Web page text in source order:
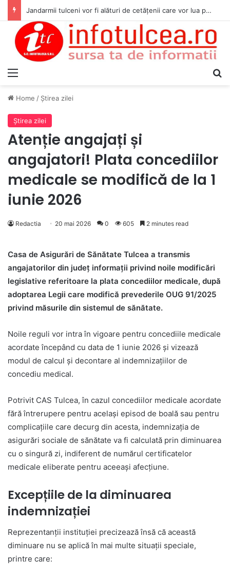
Jandarmii tulceni vor fi alături de cetățenii care vor lua parte la Festivalul Folk Țestos
Home / Ştirea zilei
Ştirea zilei
Atenție angajați și
angajatori! Plata concediilor
medicale se modifică de la 1
iunie 2026
Redactia 20 mai 2026 0 605 2 minutes read
Casa de Asigurări de Sănătate Tulcea a transmis
angajatorilor din județ informații privind noile modificări
legislative referitoare la plata concediilor medicale, după
adoptarea Legii care modifică prevederile OUG 91/2025
privind măsurile din sistemul de sănătate.
Noile reguli vor intra în vigoare pentru concediile medicale
acordate începând cu data de 1 iunie 2026 și vizează
modul de calcul și decontare al indemnizațiilor de
concediu medical.
Potrivit CAS Tulcea, în cazul concediilor medicale acordate
fără întrerupere pentru același episod de boală sau pentru
complicațiile care decurg din acesta, indemnizația de
asigurări sociale de sănătate va fi calculată prin diminuarea
cu o singură zi, indiferent de numărul certificatelor
medicale eliberate pentru aceeași afecțiune.
Excepțiile de la diminuarea
indemnizației
Reprezentanții instituției precizează însă că această
diminuare nu se aplică în mai multe situații speciale,
printre care: